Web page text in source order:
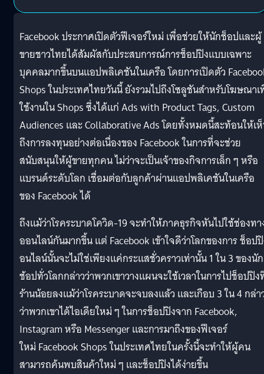
Facebook ประกาศเปิดตัวฟีเจอร์ใหม่ เพื่อช่วยให้นักช็อปและผู้
ขายชาวไทยได้สัมผัสกับประสบการณ์การช็อปปิงแบบเฉพาะ
บุคคลมากขึ้นบนแอปพลิเคชันในเครือ โดยการเปิดตัว
Shops ในประเทศไทยวันนี้ ยังรวมไปถึงโซลูชันสำหรับโฆษณา
ใช้งานใน Shops ซึ่งได้แก่ Ads with Product Tags, Custom
Audiences และ Collaborative Ads โดยทั้งหมดนี้สะท้อนให้เ
ถึงการลงทุนอย่างต่อเนื่องของ Facebook ในการที่จะช่วย
สนับสนุนให้ผู้ขายทุกคน ไม่ว่าจะเป็นเจ้าของกิจการเล็ก ๆ หรือ
แบรนด์ระดับโลก เชื่อมต่อกับลูกค้าผ่านแอปพลิเคชันในเครือ
ของ Facebook ได้
ถึงแม้ว่าโรคระบาดโควิด-19 จะทำให้ภาคธุรกิจหันไปใช้ช่องทา
ออนไลน์กันมากขึ้น แต่ Facebook เข้าใจดีว่าโลกของการ ช็อป
อนไลน์นั้นจะไม่ใช่เพียงแค่กระแสชั่วคราวเท่านั้น 1 ใน 3 ของนัก
ช้อปทั่วโลกกล่าวว่าพวกเขาวางแผนจะใช้เวลาในการไปช็อปปิ
ร้านน้อยลงแม้ว่าโรคระบาดจะจบลงแล้ว และเกือบ 3 ใน 4 กล่า
ว่าพวกเขาได้ไอเดียใหม่ ๆ ในการช็อปปิงจาก Facebook,
Instagram หรือ Messenger และการมาถึงของฟีเจอร์
ใหม่ Facebook Shops ในประเทศไทยในครั้งนี้จะทำให้ผู้คน
สามารถค้นพบสินค้าใหม่ ๆ และช็อปปิงได้ง่ายขึ้น